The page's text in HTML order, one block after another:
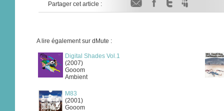
Partager cet article :
A lire également sur dMute :
Digital Shades Vol.1
(2007)
Gooom
Ambient
M83
(2001)
Gooom